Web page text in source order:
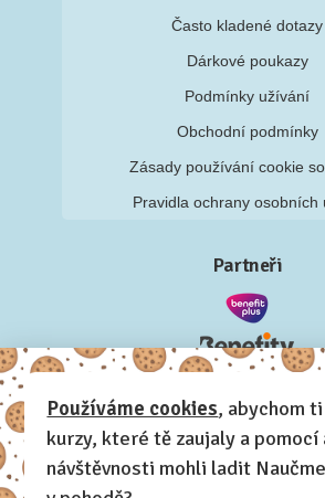
Často kladené dotazy
Dárkové poukazy
Podmínky užívání
Obchodní podmínky
Zásady používání cookie
Pravidla ochrany osobních
Partneři
Používáme cookies, abychom
kurzy, které tě zaujaly a pomocí
návštěvnosti mohli ladit